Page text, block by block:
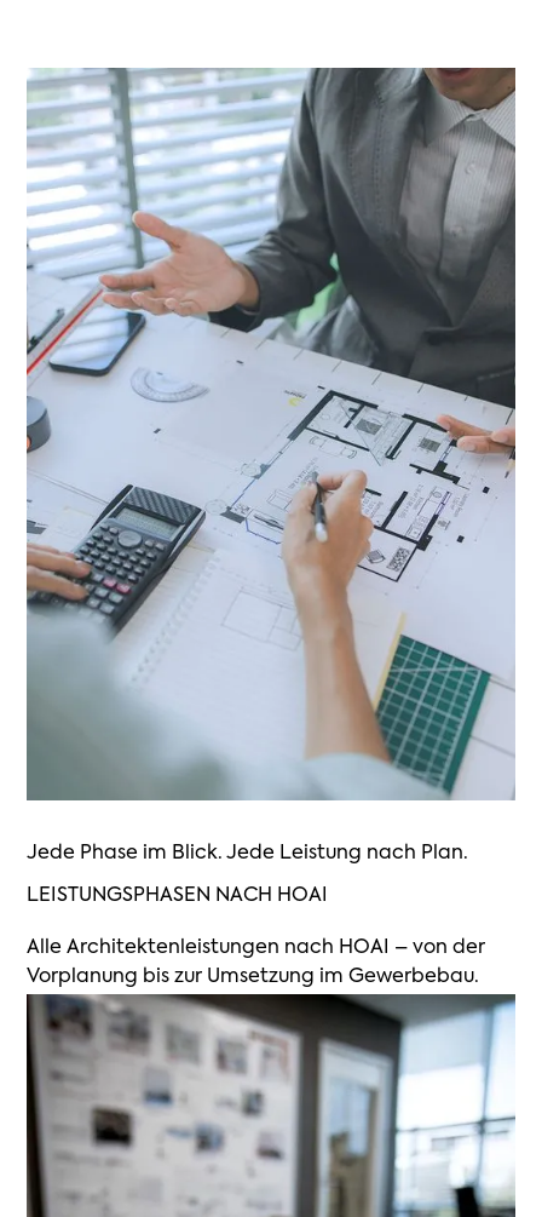
Jede Phase im Blick. Jede Leistung nach Plan.
LEISTUNGSPHASEN NACH HOAI
Alle Architektenleistungen nach HOAI – von der
Vorplanung bis zur Umsetzung im Gewerbebau.